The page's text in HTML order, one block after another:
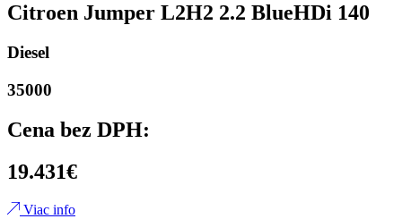
Citroen Jumper L2H2 2.2 BlueHDi 140
Diesel
35000
Cena bez DPH:
19.431€
Viac info